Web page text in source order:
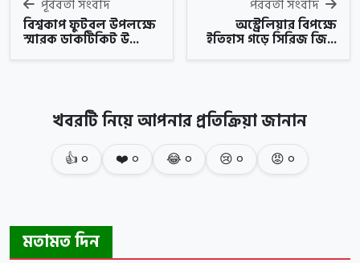
পূর্ববর্তী সংবাদ
বিশ্বকাপ ফুটবল উপলক্ষে
স্মারক ডাকটিকিট উ...
পরবর্তী সংবাদ
অস্ট্রেলিয়ার বিপক্ষে
ইতিহাস গড়ে সিরিজ জি...
খবরটি নিয়ে আপনার প্রতিক্রিয়া জানান
👍০ ❤️০ 😂০ 😢০ 😡০
মতামত দিন